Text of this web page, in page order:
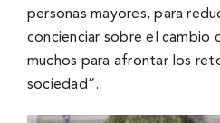
personas mayores, para
concienciar sobre el cambio
muchos para afrontar los
sociedad”.